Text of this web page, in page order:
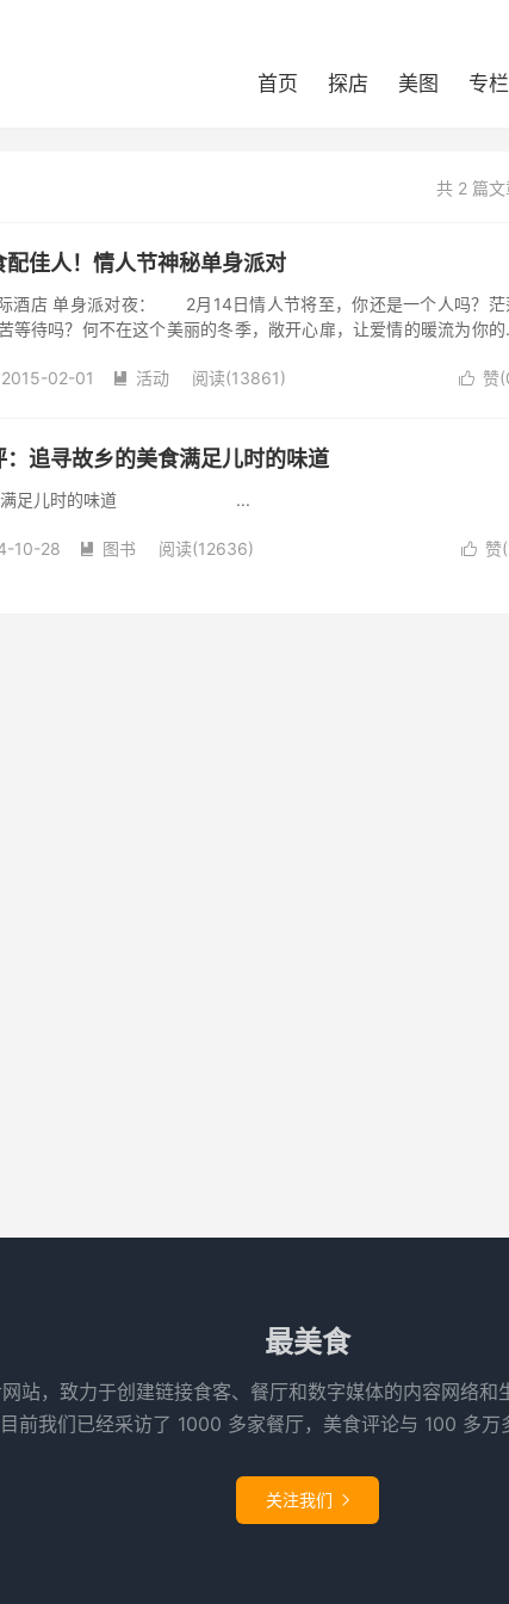
首页 探店 美图 专栏
共 2 篇文
配佳人！情人节神秘单身派对
酒店 单身派对夜： 2月14日情人节将至，你还是一个人吗？茫
等待吗？何不在这个美丽的冬季，敞开心扉，让爱情的暖流为你的
 赞(
2015-02-01  活动 阅读(13861)
：追寻故乡的美食满足儿时的味道
食满足儿时的味道 ...
 赞(
10-28  图书 阅读(12636)
最美食
站，致力于创建链接食客、餐厅和数字媒体的内容网络
前我们已经采访了 1000 多家餐厅，美食评论与 100 多万
关注我们 